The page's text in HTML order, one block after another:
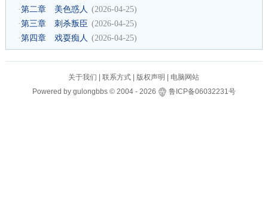
·第二章 美色惑人 (2026-04-25)
·第三章 刺杀叛臣 (2026-04-25)
·第四章 戏耍痴人 (2026-04-25)
关于我们 |联系方式 版权声明
电脑网站
Powered by gulongbbs ©2004 - 2026 鲁ICP备06032231号